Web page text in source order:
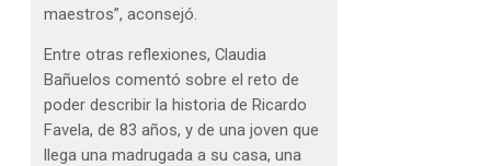
maestros”, aconsejó.
Entre otras reflexiones, Claudia
Bañuelos comentó sobre el reto de
poder describir la historia de Ricardo
Favela, de 83 años, y de una joven que
llega una madrugada a su casa, una